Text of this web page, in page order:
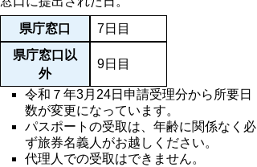
県庁窓口
7日目
県庁窓口以
外
9日目
令和７年3月24日申請受理分から所要日
数が変更になっています。
パスポートの受取は、年齢に関係なく必
ず旅券名義人がお越しください。
代理人での受取はできません。